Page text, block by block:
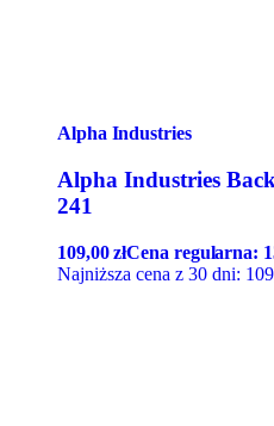
Alpha Industries
Alpha Industries
241
109,00złCena regularna:
Najniższa cena z 30 dni: